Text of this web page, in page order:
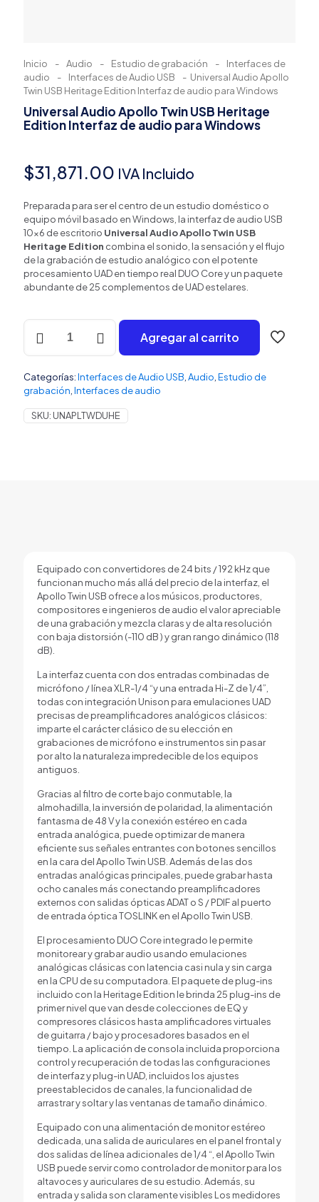
Inicio - Audio - Estudio de grabación -
Interfaces de
audio
- Interfaces de Audio USB - Universal Audio Apollo
Twin USB Heritage Edition Interfaz de audio para Windows
Universal Audio Apollo Twin USB Heritage
Edition Interfaz de audio para Windows
$31,871.00 IVA Incluido
Preparada para ser el centro de un estudio doméstico o
equipo móvil basado en Windows, la interfaz de audio USB
10×6 de escritorio Universal Audio Apollo Twin USB
Heritage Edition combina el sonido, la sensación y el flujo
de la grabación de estudio analógico con el potente
procesamiento UAD en tiempo real DUO Core y un paquete
abundante de 25 complementos de UAD estelares.
Universal
Apollo
USB
Heritage
Edition
Interfaz
Agregar al carrito
Categorías:Interfaces de Audio USB Audio Estudio de
grabación Interfaces de audio
SKU: UNAPLTWDUHE
Equipado con convertidores de 24 bits / 192 kHz que
funcionan mucho más allá del precio de la interfaz, el
Apollo Twin USB ofrece a los músicos, productores,
compositores e ingenieros de audio el valor apreciable
de una grabación y mezcla claras y de alta resolución
con baja distorsión (-110 dB ) y gran rango dinámico (118
dB).
La interfaz cuenta con dos entradas combinadas de
micrófono / línea XLR-1/4 “y una entrada Hi-Z de 1/4”,
todas con integración Unison para emulaciones UAD
precisas de preamplificadores analógicos clásicos:
imparte el carácter clásico de su elección en
grabaciones de micrófono e instrumentos sin pasar
por alto la naturaleza impredecible de los equipos
antiguos.
Gracias al filtro de corte bajo conmutable, la
almohadilla, la inversión de polaridad, la alimentación
fantasma de 48 V y la conexión estéreo en cada
entrada analógica, puede optimizar de manera
eficiente sus señales entrantes con botones sencillos
en la cara del Apollo Twin USB. Además de las dos
entradas analógicas principales, puede grabar hasta
ocho canales más conectando preamplificadores
externos con salidas ópticas ADAT o S / PDIF al puerto
de entrada óptica TOSLINK en el Apollo Twin USB.
El procesamiento DUO Core integrado le permite
monitorear y grabar audio usando emulaciones
analógicas clásicas con latencia casi nula y sin carga
en la CPU de su computadora. El paquete de plug-ins
incluido con la Heritage Edition le brinda 25 plug-ins de
primer nivel que van desde colecciones de EQ y
compresores clásicos hasta amplificadores virtuales
de guitarra / bajo y procesadores basados ​​en el
tiempo. La aplicación de consola incluida proporciona
control y recuperación de todas las configuraciones
de interfaz y plug-in UAD, incluidos los ajustes
preestablecidos de canales, la funcionalidad de
arrastrar y soltar y las ventanas de tamaño dinámico.
Equipado con una alimentación de monitor estéreo
dedicada, una salida de auriculares en el panel frontal y
dos salidas de línea adicionales de 1/4 “, el Apollo Twin
USB puede servir como controlador de monitor para los
altavoces y auriculares de su estudio. Además, su
entrada y salida son claramente visibles Los medidores